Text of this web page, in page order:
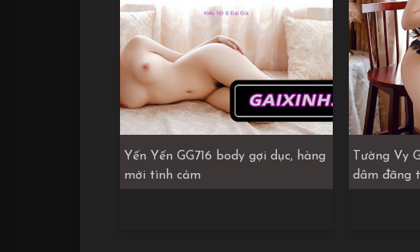
Yến Yến GG716 body gợi dục, hàng
mới tình cảm
Tường Vy
dâm đãng